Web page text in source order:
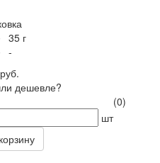
35 г
-
дешевле?
(0)
шт